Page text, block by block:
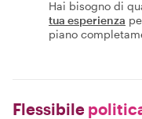
Hai bisogno di
tua esperienza
piano
Flessibile